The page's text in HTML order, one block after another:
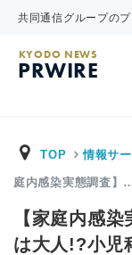
共同通信グループの
KYODO NEWS
PRWIRE
TOP 情報サ
庭内感染実態調査】
【家庭内感
は大人!?小児